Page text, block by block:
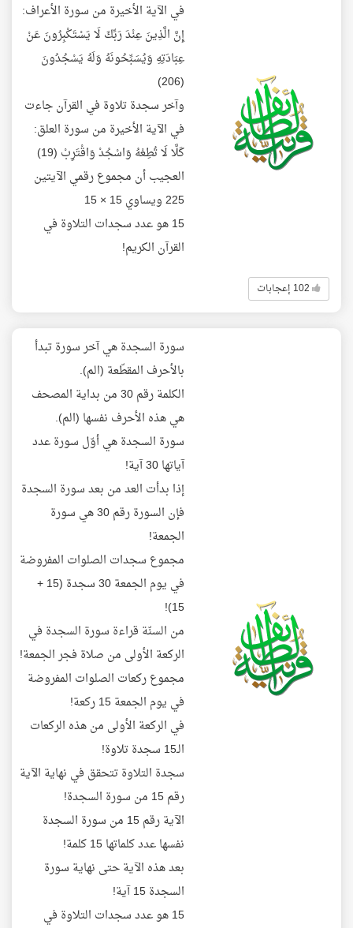
في الآية الأخيرة من سورة الأعراف:
إِنَّ الَّذِينَ عِنْدَ رَبِّكَ لَا يَسْتَكْبِرُونَ عَنْ
عِبَادَتِهِ وَيُسَبِّحُونَهُ وَلَهُ يَسْجُدُونَ
(206)
وآخر سجدة تلاوة في القرآن جاءت
في الآية الأخيرة من سورة العلق:
كَلَّا لَا تُطِعْهُ وَاسْجُدْ وَاقْتَرِبْ (19)
العجيب أن مجموع رقمي الآيتين
225 ويساوي 15 × 15
15 هو عدد سجدات التلاوة في
القرآن الكريم!
102 إعجابات
سورة السجدة هي آخر سورة تبدأ
بالأحرف المقطّعة (الم).
الكلمة رقم 30 من بداية المصحف
هي هذه الأحرف نفسها (الم).
سورة السجدة هي أوّل سورة عدد
آياتها 30 آية!
إذا بدأت العد من بعد سورة السجدة
فإن السورة رقم 30 هي سورة
الجمعة!
مجموع سجدات الصلوات المفروضة
في يوم الجمعة 30 سجدة (15 +
15)!
من السنّة قراءة سورة السجدة في
الركعة الأولى من صلاة فجر الجمعة!
مجموع ركعات الصلوات المفروضة
في يوم الجمعة 15 ركعة!
في الركعة الأولى من هذه الركعات
الـ15 سجدة تلاوة!
سجدة التلاوة تتحقق في نهاية الآية
رقم 15 من سورة السجدة!
الآية رقم 15 من سورة السجدة
نفسها عدد كلماتها 15 كلمة!
بعد هذه الآية حتى نهاية سورة
السجدة 15 آية!
15 هو عدد سجدات التلاوة في